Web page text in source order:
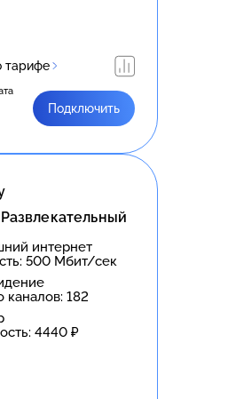
тарифе
Подключить
интернет
500 Мбит/сек
каналов: 182
4440 ₽